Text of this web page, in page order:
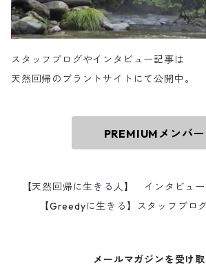
スタッフブログやインタビュー記事は
天然回帰のブラントサイトにて公開中。
PREMIUMメンバー
【天然回帰に生きる人】 インタビュ
【Greedyに生きる】スタッフブロ
メールマガジンを受け取